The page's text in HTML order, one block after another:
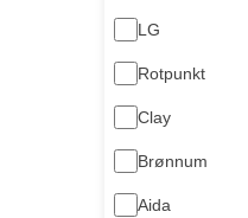
LG
Rotpunkt
Clay
Brønnum
Aida